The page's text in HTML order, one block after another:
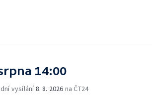
14:00
vysílání8. 8. 2026 na ČT24